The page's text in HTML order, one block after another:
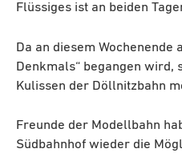
Flüssiges ist an beiden
Da an diesem Wochenende
Denkmals“ begangen
Kulissen der Döllnitzbahn
Freunde der Modellbahn
Südbahnhof wieder die